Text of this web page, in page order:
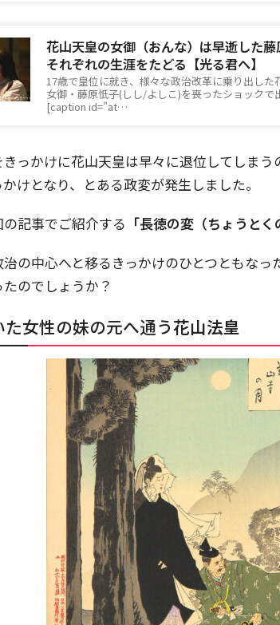
花山天皇の女御（おんな）は早逝した藤
それぞれの生涯をたどる【光る君へ】
17歳で皇位に就き、様々な政治改革に乗り出し
女御・藤原忯子(しし/よしこ)を喪ったショックで
[caption id="at…
きっかけに花山天皇は早々に退位してしま
けとなり、とある政変が発生しました。
記事でご紹介する 「長徳の変（ちょうとく
の中心へと移るきっかけのひとつともなっ
のでしょうか？
女性の妹の元へ通う花山法皇